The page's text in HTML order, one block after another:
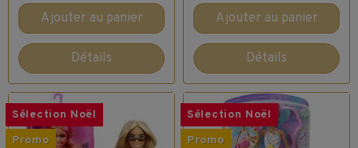
Ajouter au panier
Détails
Ajouter au panier
Détails
Sélection Noël
Promo
Sélection Noël
Promo